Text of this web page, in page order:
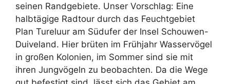
seinen Randgebiete. Unser Vorschlag: Eine
halbtägige Radtour durch das Feuchtgebiet
Plan Tureluur am Südufer der Insel Schouwen-
Duiveland. Hier brüten im Frühjahr Wasservögel
in großen Kolonien, im Sommer sind sie mit
ihren Jungvögeln zu beobachten. Da die Wege